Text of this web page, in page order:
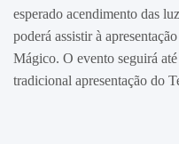
esperado acendimento das
poderá assistir à
Mágico. O evento seguirá
tradicional apresentação do